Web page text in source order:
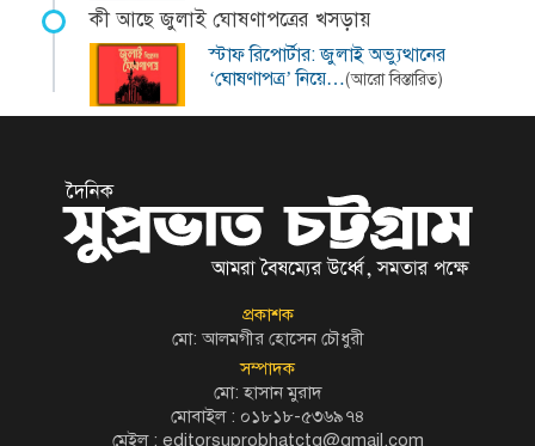
কী আছে জুলাই ঘোষণাপত্রের খসড়ায়
স্টাফ রিপোর্টার: জুলাই অভ্যুত্থানের
‘ঘোষণাপত্র’ নিয়ে…(আরো বিস্তারিত)
প্রকাশক
মো: আলমগীর হোসেন চৌধুরী
সম্পাদক
মো: হাসান মুরাদ
মোবাইল : ০১৮১৮-৫৩৬৯৭৪
মেইল : editorsuprobhatctg@gmail.com